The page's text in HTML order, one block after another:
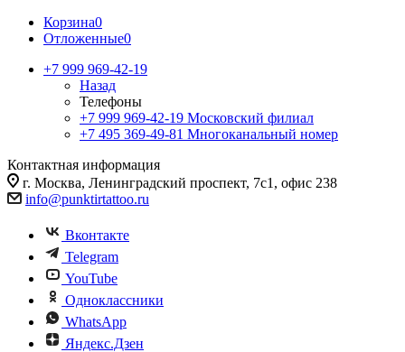
Корзина0
Отложенные0
+7 999 969-42-19
Назад
Телефоны
+7 999 969-42-19 Московский филиал
+7 495 369-49-81 Многоканальный номер
Контактная информация
г. Москва, Ленинградский проспект, 7с1, офис 238
info@punktirtattoo.ru
Вконтакте
Telegram
YouTube
Одноклассники
WhatsApp
Яндекс.Дзен